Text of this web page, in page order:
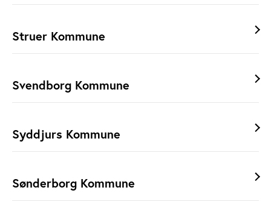
Struer Kommune
Svendborg Kommune
Syddjurs Kommune
Sønderborg Kommune